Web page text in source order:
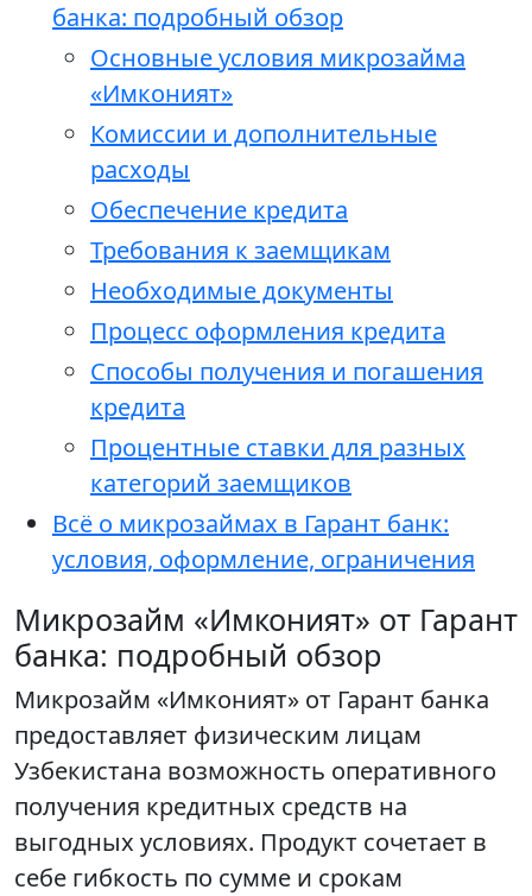
банка: подробный обзор
Основные условия микрозайма
«Имконият»
Комиссии и дополнительные
расходы
Обеспечение кредита
Требования к заемщикам
Необходимые документы
Процесс оформления кредита
Способы получения и погашения
кредита
Процентные ставки для разных
категорий заемщиков
Всё о микрозаймах в Гарант банк:
условия, оформление, ограничения
Микрозайм «Имконият» от Гарант
банка: подробный обзор
Микрозайм «Имконият» от Гарант банка
предоставляет физическим лицам
Узбекистана возможность оперативного
получения кредитных средств на
выгодных условиях. Продукт сочетает в
себе гибкость по сумме и срокам